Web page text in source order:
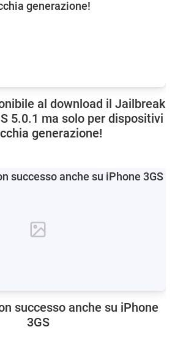
al download il Jailbreak
5.0.1 ma solo per dispositivi
generazione!
successo anche su iPhone
3GS